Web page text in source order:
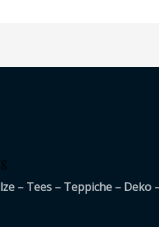
– Tees – Teppiche – Deko